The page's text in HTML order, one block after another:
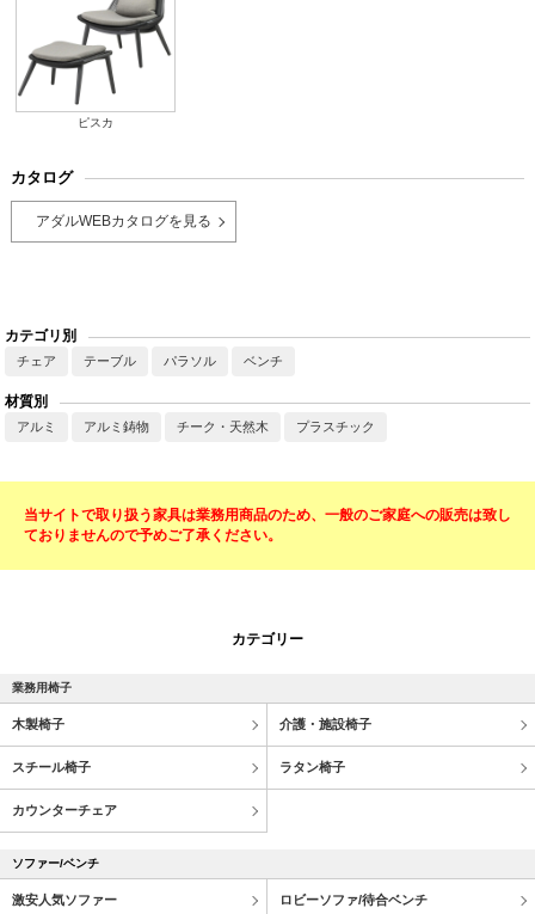
ピスカ
カタログ
アダルWEBカタログを見る
カテゴリ別
チェア テーブル パラソル ベンチ
材質別
アルミ アルミ鋳物 チーク・天然木 プラスチック
当サイトで取り扱う家具は業務用商品のため、一般のご家庭への販売は致し
ておりませんので予めご了承ください。
カテゴリー
業務用椅子
木製椅子 介護・施設椅子
スチール椅子 ラタン椅子
カウンターチェア
ソファー/ベンチ
激安人気ソファー ロビーソファ/待合ベンチ